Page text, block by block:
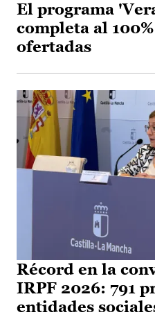
El programa
completa al
ofertadas
Récord en la
IRPF 2026: 791
entidades